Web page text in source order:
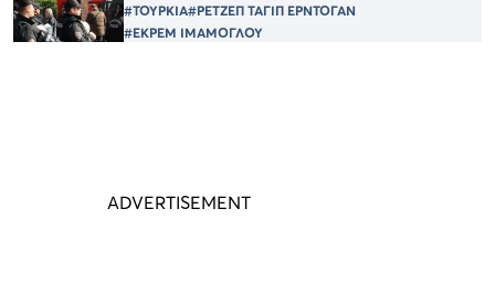
#ΤΟΥΡΚΙΑ#ΡΕΤΖΕΠ ΤΑΓΙΠ ΕΡΝΤΟΓΑΝ
#ΕΚΡΕΜ ΙΜΑΜΟΓΛΟΥ